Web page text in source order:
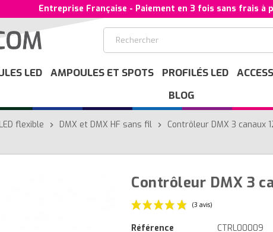
Entreprise Française - Paiement en 3 fois sans frais à
LED AMPOULES ET SPOTS PROFILÉS LED
BLOG
flexible chevron_right DMX et DMX HF sans fil chevron_right Contrôleur DMX 3 canaux
Contrôleur DMX 3
Référence
CTRL00009